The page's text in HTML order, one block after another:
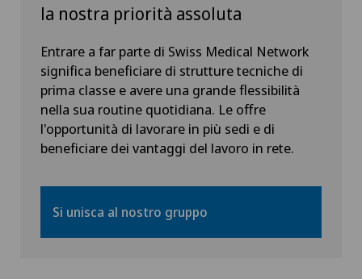
Hôpital de La Providence
Hôpital de Moutier
Hôpital de Saint-Imier
Pazienti internazionali
Privatklinik Belair
JU
VD
NE
la nostra priorità assoluta
Entrare a far parte di Swiss Medical Network
significa beneficiare di strutture tecniche di
prima classe e avere una grande flessibilità
nella sua routine quotidiana. Le offre
l'opportunità di lavorare in più sedi e di
beneficiare dei vantaggi del lavoro in rete.
Si unisca al nostro gruppo